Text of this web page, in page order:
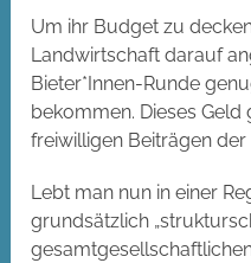
Um ihr Budget zu
Landwirtschaft darauf
Bieter*Innen-Runde
bekommen. Dieses
freiwilligen Beiträgen der
Lebt man nun in einer
grundsätzlich